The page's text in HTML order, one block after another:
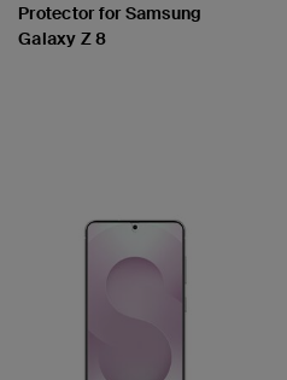
Protector for Samsung
Galaxy Z 8